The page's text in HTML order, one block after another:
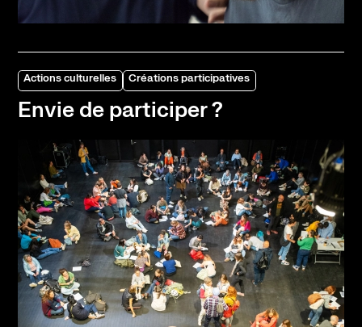
Actions culturelles Créations participatives
Envie de participer ?